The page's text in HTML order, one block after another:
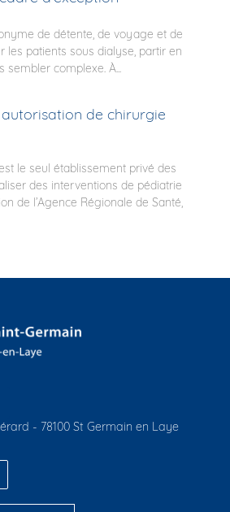
de détente, de voyage et de
les patients sous dialyse, partir en
sembler complexe. À...
autorisation de chirurgie
le seul établissement privé des
des interventions de pédiatrie
de l’Agence Régionale de Santé,
- 78100 St Germain en Laye